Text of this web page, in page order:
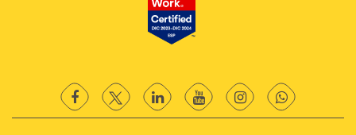
facebooktwitter LinkedinYouTubeinstagramWhatsapp